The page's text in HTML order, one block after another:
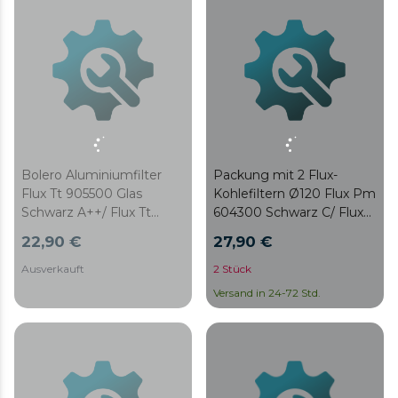
Bolero Aluminiumfilter
Flux Tt 905500 Glas
Schwarz A++/ Flux Tt
22,90 €
Ausverkauft
Packung mit 2 Flux-
Kohlefiltern Ø120 Flux Pm
604300 Schwarz C/ Flux
27,90 €
2 Stück
Versand in 24-72 Std.